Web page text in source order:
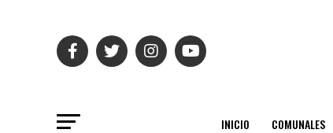
INICIO COMUNALES